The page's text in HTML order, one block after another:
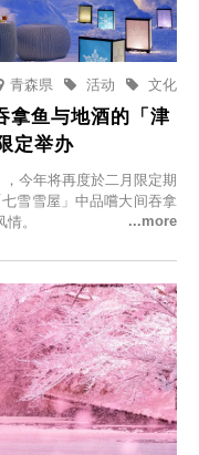
青森県 文化
活动
拿鱼与地酒的「津
定举办
今年将再度於二月限定期
雪雪屋」中品嚐大间吞拿
。